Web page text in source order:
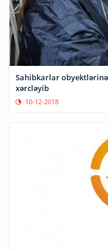
Sahibkarlar
xərcləyib
10-12-2018